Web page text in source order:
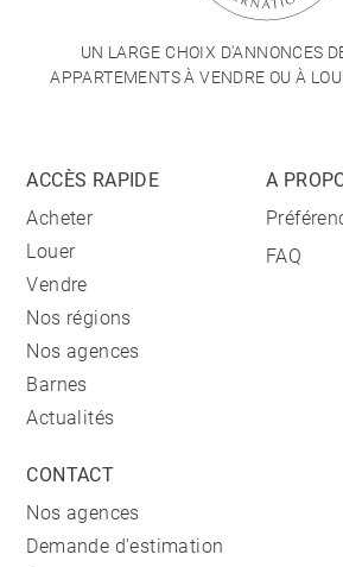
UN LARGE CHOIX D'ANNONCES
APPARTEMENTS À VENDRE OU À
ACCÈS RAPIDE
Acheter
Louer
Vendre
Nos régions
Nos agences
Barnes
Actualités
A
FAQ
CONTACT
Nos agences
Demande d'estimation